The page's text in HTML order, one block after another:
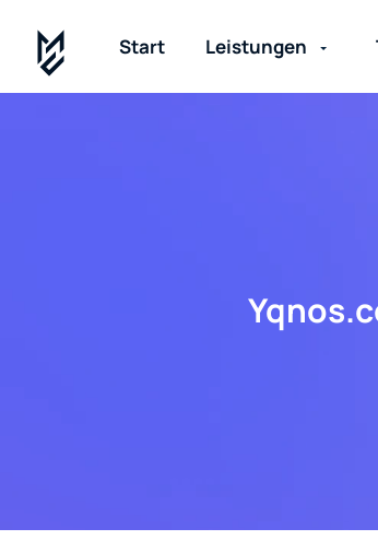
Start Leistungen